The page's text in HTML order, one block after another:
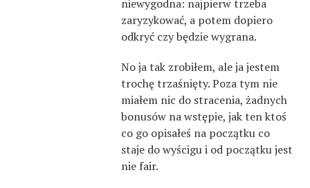
niewygodna: najpierw trzeba
zaryzykować, a potem dopiero
odkryć czy będzie wygrana.
No ja tak zrobiłem, ale ja jestem
trochę trzaśnięty. Poza tym nie
miałem nic do stracenia, żadnych
bonusów na wstępie, jak ten ktoś
co go opisałeś na początku co
staje do wyścigu i od początku jest
nie fair.